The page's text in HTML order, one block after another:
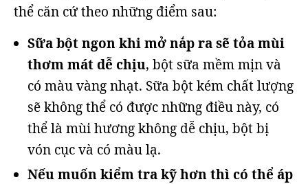
thể căn cứ theo những điểm sau:
Sữa bột ngon khi mở nắp ra sẽ tỏa mùi
thơm mát dễ chịu, bột sữa mềm mịn và
có màu vàng nhạt. Sữa bột kém chất lượng
sẽ không thể có được những điều này, có
thể là mùi hương không dễ chịu, bột bị
vón cục và có màu lạ.
Nếu muốn kiểm tra kỹ hơn thì có thể áp